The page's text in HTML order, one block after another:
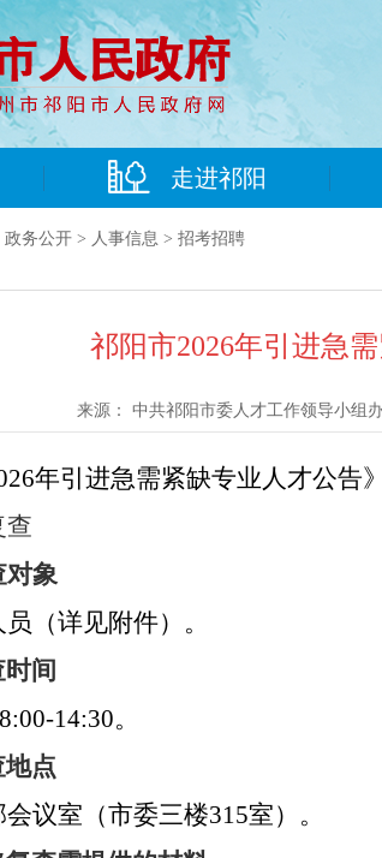
走进祁阳
政务公开 > 人事信息 > 招考招聘
祁阳市2026年引进急
来源： 中共祁阳市委人才工作领导小组
6年引进急需紧缺专业人才公告
查
对象
（详见附件）。
时间
14:30。
地点
议室（市委三楼315室） 。